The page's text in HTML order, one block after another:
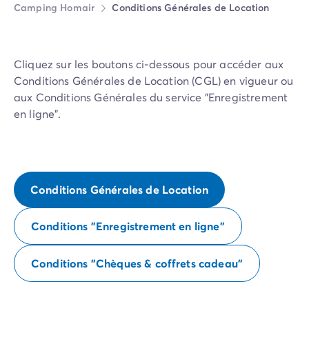
Camping Homair Conditions Générales de Location
Cliquez sur les boutons ci-dessous pour accéder aux
Conditions Générales de Location (CGL) en vigueur ou
aux Conditions Générales du service "Enregistrement
en ligne".
Conditions Générales de Location
Conditions "Enregistrement en ligne"
Conditions "Chèques & coffrets cadeau"